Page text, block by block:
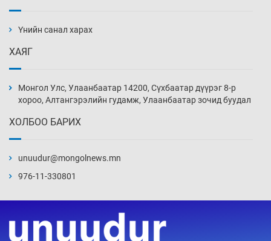
4 цаг 7 мин
4 цаг 37 мин
дарамтад оров
20 цаг 37 мин
Үнийн санал харах
ХАЯГ
Монгол Улс, Улаанбаатар 14200, Сүхбаатар дүүрэг 8-р
хороо, Алтангэрэлийн гудамж, Улаанбаатар зочид буудал
ХОЛБОО БАРИХ
unuudur@mongolnews.mn
976-11-330801